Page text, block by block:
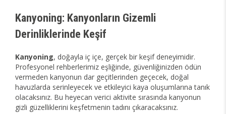
Kanyoning: Kanyonların Gizemli
Derinliklerinde Keşif
Kanyoning, doğayla iç içe, gerçek bir keşif deneyimidir.
Profesyonel rehberlerimiz eşliğinde, güvenliğinizden ödün
vermeden kanyonun dar geçitlerinden geçecek, doğal
havuzlarda serinleyecek ve etkileyici kaya oluşumlarına tanık
olacaksınız. Bu heyecan verici aktivite sırasında kanyonun
gizli güzelliklerini keşfetmenin tadını çıkaracaksınız.